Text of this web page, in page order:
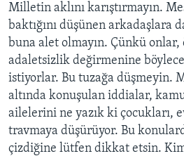
Milletin aklını karıştırmayın.
baktığını düşünen arkadaşlara
buna alet olmayın. Çünkü
adaletsizlik değirmenine böylece
istiyorlar. Bu tuzağa düşmeyin.
altında konuşulan iddialar,
ailelerini ne yazık ki çocukları,
travmaya düşürüyor. Bu
çizdiğine lütfen dikkat etsin.